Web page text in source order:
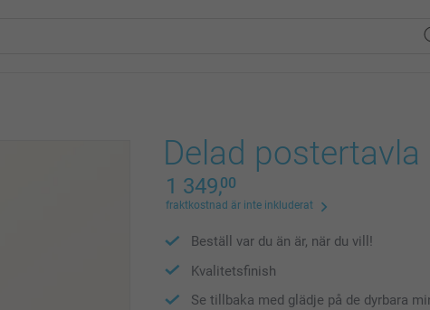
Delad postertavla
1 349,00
fraktkostnad är inte inkluderat
Beställ var du än är, när du vill!
Kvalitetsfinish
Se tillbaka med glädje på de dyrbara